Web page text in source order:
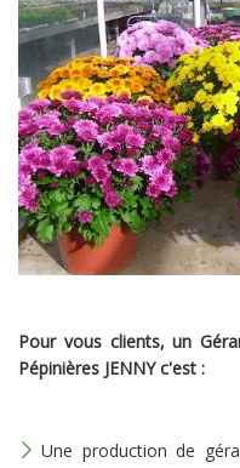
Pour vous clients, un
Pépinières JENNY c'est :
Une production de